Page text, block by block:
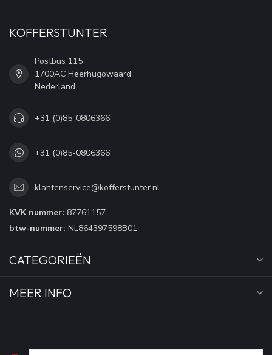
KOFFERSTUNTER
Postbus 115
1700AC Heerhugowaard
Nederland
+31 (0)85-0806366
+31 (0)85-0806366
klantenservice@kofferstunter.nl
KVK nummer: 87761157
btw-nummer: NL864397598B01
CATEGORIEËN
MEER INFO